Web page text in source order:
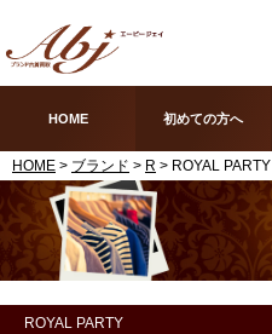
HOME 初めての方へ
HOME > ブランド > R > ROYAL PARTY
ROYAL PARTY